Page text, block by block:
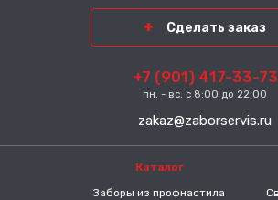
Сделать заказ
+7 (901) 417-33-73
пн. - вс. с 8:00 до 22:00
zakaz@zaborservis.ru
Каталог
Заборы из профнастила